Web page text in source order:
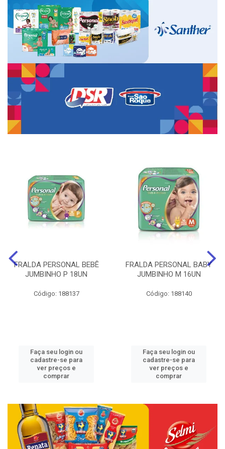
FRALDA PERSONAL BEBÊ
JUMBINHO P 18UN
Código: 188137
Faça seu login ou
cadastre-se para
ver preços e
comprar
FRALDA PERSONAL BABY
JUMBINHO M 16UN
Código: 188140
Faça seu login ou
cadastre-se para
ver preços e
comprar